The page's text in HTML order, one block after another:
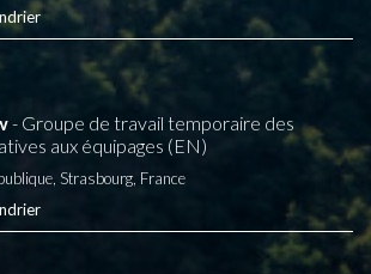
- Groupe de travail temporaire des
aux équipages (EN)
Strasbourg, France